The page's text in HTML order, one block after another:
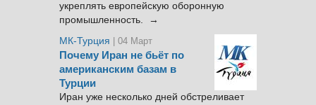
укреплять европейскую оборонную
промышленность. →
МК-Турция
| 04 Март
Почему Иран не бьёт по
американским базам в
Турции
Иран уже несколько дней обстреливает